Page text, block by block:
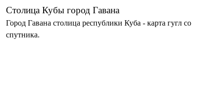
Столица Кубы город Гавана
Город Гавана столица республики Куба - карта гугл со
спутника.